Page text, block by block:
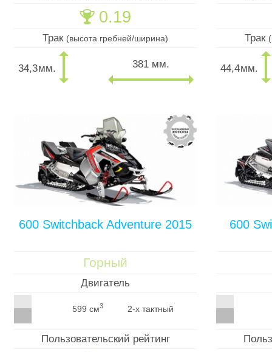
🏆 0.19
Трак (высота гребней/ширина)
34,3мм. 381 мм.
Трак
44,4мм.
600 Switchback Adventure 2015
Горный
Двигатель
599 см3 2-х тактный
Пользовательский рейтинг
600